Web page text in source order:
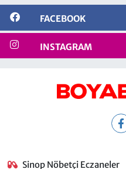
FACEBOOK
INSTAGRAM
Sinop Nöbetçi Eczaneler